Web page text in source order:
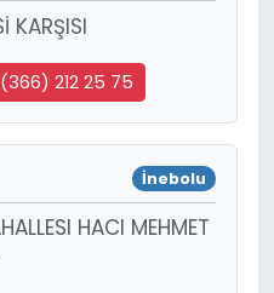
KARŞISI
212 25 75
İnebolu
HACI MEHMET